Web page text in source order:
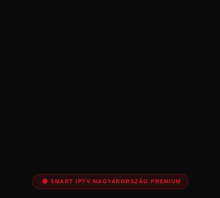
🔴 SMART IPTV MAGYARORSZÁG PREMIUM